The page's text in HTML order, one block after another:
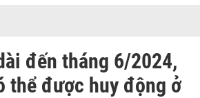
đến tháng 6/2024,
thể được huy động ở